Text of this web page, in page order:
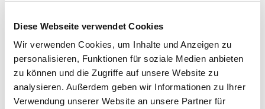
Diese Webseite verwendet Cookies
Wir verwenden Cookies, um Inhalte und Anzeigen zu
personalisieren, Funktionen für soziale Medien anbieten
zu können und die Zugriffe auf unsere Website zu
analysieren. Außerdem geben wir Informationen zu Ihrer
Verwendung unserer Website an unsere Partner für
Interessenten melden sich bitte bei Dirk Ströter und
besuchen. Ein Vorsingen ist nicht erforderlich.
Mail: dirk.stroeter@t-online.de oder Telefon: 83 02 96
59